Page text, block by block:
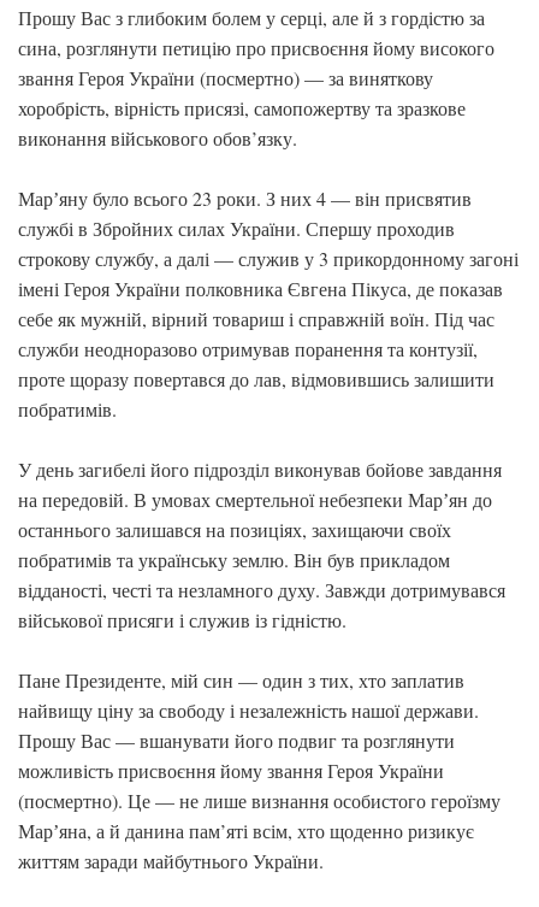
Прошу Вас з глибоким болем у серці, але й з гордістю за
сина, розглянути петицію про присвоєння йому високого
звання Героя України (посмертно) — за виняткову
хоробрість, вірність присязі, самопожертву та зразкове
виконання військового обов’язку.
Марʼяну було всього 23 роки. З них 4 — він присвятив
службі в Збройних силах України. Спершу проходив
строкову службу, а далі — служив у 3 прикордонному загоні
імені Героя України полковника Євгена Пікуса, де показав
себе як мужній, вірний товариш і справжній воїн. Під час
служби неодноразово отримував поранення та контузії,
проте щоразу повертався до лав, відмовившись залишити
побратимів.
У день загибелі його підрозділ виконував бойове завдання
на передовій. В умовах смертельної небезпеки Марʼян до
останнього залишався на позиціях, захищаючи своїх
побратимів та українську землю. Він був прикладом
відданості, честі та незламного духу. Завжди дотримувався
військової присяги і служив із гідністю.
Пане Президенте, мій син — один з тих, хто заплатив
найвищу ціну за свободу і незалежність нашої держави.
Прошу Вас — вшанувати його подвиг та розглянути
можливість присвоєння йому звання Героя України
(посмертно). Це — не лише визнання особистого героїзму
Марʼяна, а й данина пам’яті всім, хто щоденно ризикує
життям заради майбутнього України.